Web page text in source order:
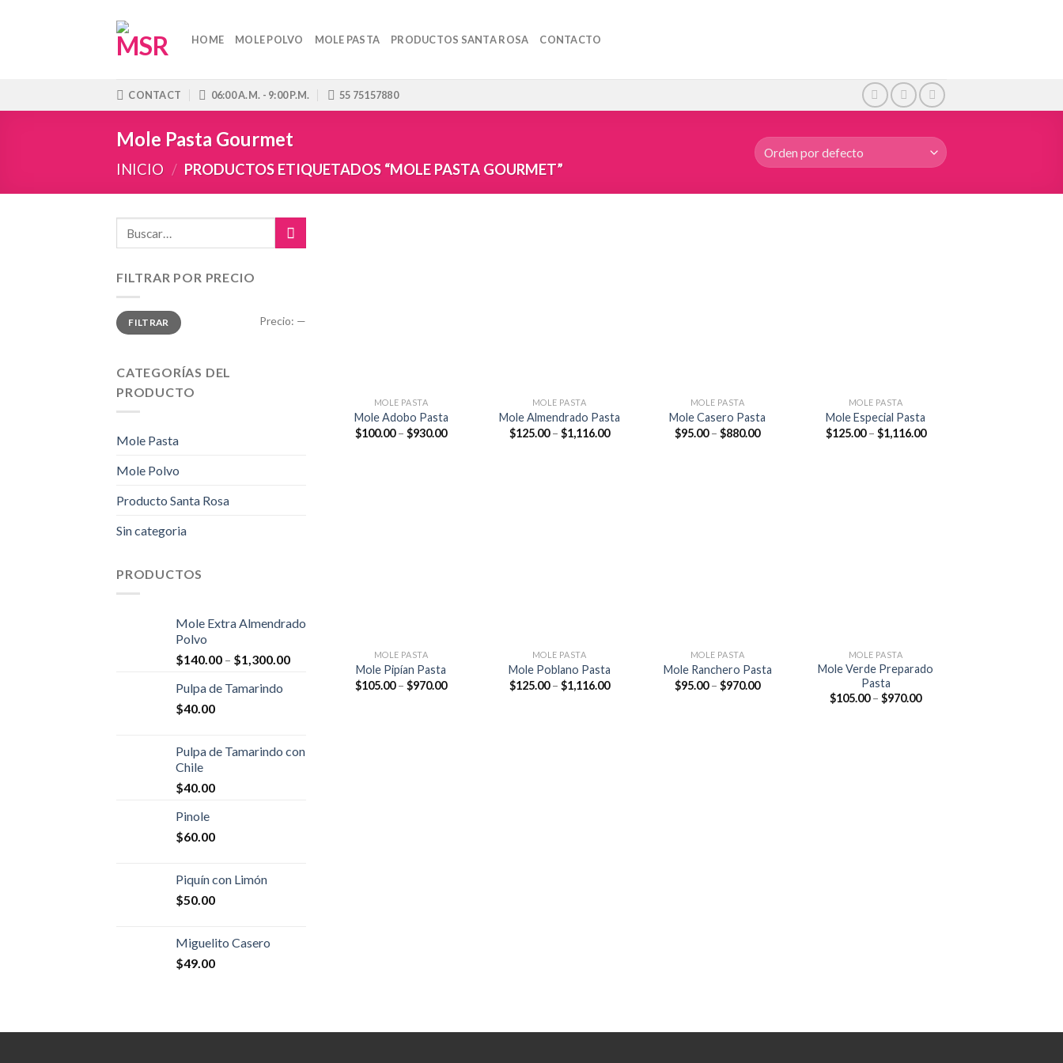
HOME MOLE POLVO MOLE PASTA PRODUCTOS SANTA ROSA CONTACTO
CONTACT 06:00 A.M. - 9:00 P.M. 55 75157880
Mole Pasta Gourmet
INICIO / PRODUCTOS ETIQUETADOS “MOLE PASTA GOURMET”
FILTRAR POR PRECIO
Precio
mínimo
Precio
máximo
FILTRAR Precio: —
CATEGORÍAS DEL
PRODUCTO
Mole Pasta
Mole Polvo
Producto Santa Rosa
Sin categoria
PRODUCTOS
Mole Extra Almendrado
Polvo
$140.00 – $1,300.00
Pulpa de Tamarindo
$40.00
Pulpa de Tamarindo con
Chile
$40.00
Pinole
$60.00
Piquín con Limón
$50.00
Miguelito Casero
$49.00
MOLE PASTA
Mole Adobo Pasta
$100.00– $930.00
MOLE PASTA
Mole Almendrado Pasta
$125.00– $1,116.00
MOLE PASTA
Mole Casero Pasta
$95.00– $880.00
MOLE PASTA
Mole Especial Pasta
$125.00– $1,116.00
MOLE PASTA
Mole Pipían Pasta
$105.00– $970.00
MOLE PASTA
Mole Poblano Pasta
$125.00– $1,116.00
MOLE PASTA
Mole Ranchero Pasta
$95.00– $970.00
MOLE PASTA
Mole Verde Preparado
Pasta
$105.00– $970.00